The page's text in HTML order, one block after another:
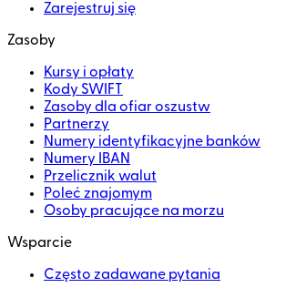
Zarejestruj się
Zasoby
Kursy i opłaty
Kody SWIFT
Zasoby dla ofiar oszustw
Partnerzy
Numery identyfikacyjne banków
Numery IBAN
Przelicznik walut
Poleć znajomym
Osoby pracujące na morzu
Wsparcie
Często zadawane pytania